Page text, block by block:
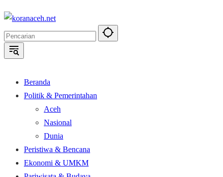
Langsung
konten
Beranda
Politik & Pemerintahan
Aceh
Nasional
Dunia
Peristiwa & Bencana
Ekonomi & UMKM